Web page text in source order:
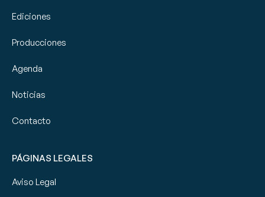
Ediciones
Producciones
Agenda
Noticias
Contacto
PÁGINAS LEGALES
Aviso Legal